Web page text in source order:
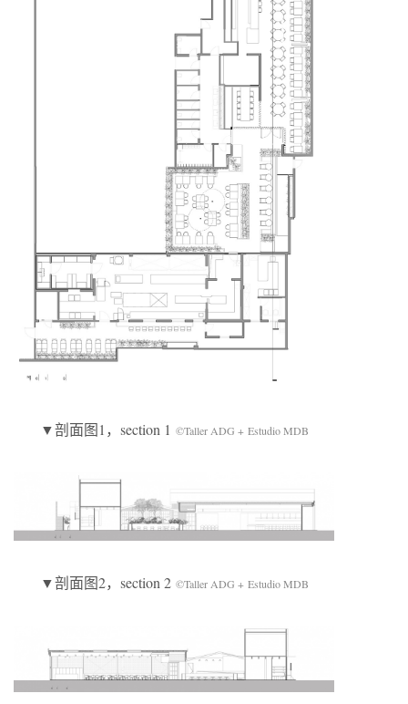
▼剖面图1，section 1 ©Taller ADG + Estudio MDB
▼剖面图2，section 2 ©Taller ADG + Estudio MDB